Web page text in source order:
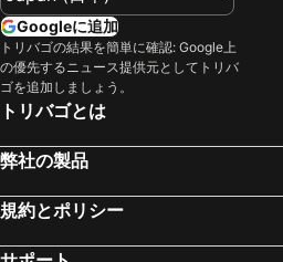
ナイン ツリー ホテル
Baiton Seoul Dongdaemun
Glue Hotel
Dormy Inn Seoul Gangnam
STAZ ホテル 明洞 II
ホテル スカイパーク 東大門 1
ホ
Googleに追加
トリバゴの結果を簡単に確認: Google上
の優先するニュース提供元としてトリバ
ゴを追加しましょう。
トリバゴとは
弊社の製品
規約とポリシー